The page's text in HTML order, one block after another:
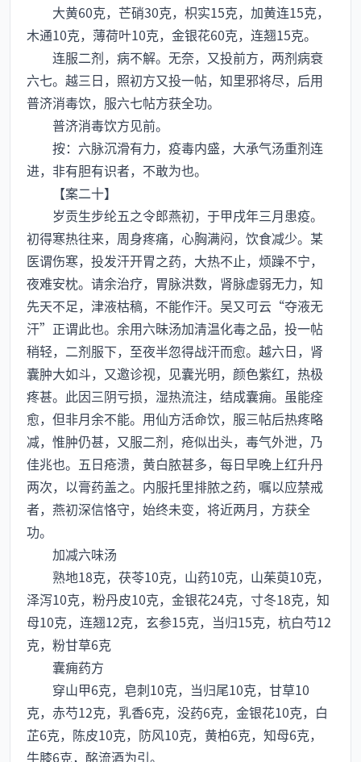
大黄60克，芒硝30克，枳实15克，加黄连15克，
木通10克，薄荷叶10克，金银花60克，连翘15克。
连服二剂，病不解。无奈，又投前方，两剂病衰
六七。越三日，照初方又投一帖，知里邪将尽，后用
普济消毒饮，服六七帖方获全功。
普济消毒饮方见前。
按：六脉沉滑有力，疫毒内盛，大承气汤重剂连
进，非有胆有识者，不敢为也。
【案二十】
岁贡生步纶五之令郎燕初，于甲戌年三月患疫。
初得寒热往来，周身疼痛，心胸满闷，饮食减少。某
医谓伤寒，投发汗开胃之药，大热不止，烦躁不宁，
夜难安枕。请余治疗，胃脉洪数，肾脉虚弱无力，知
先天不足，津液枯稿，不能作汗。吴又可云“夺液无
汗”正谓此也。余用六昧汤加清温化毒之品，投一帖
稍轻，二剂服下，至夜半忽得战汗而愈。越六日，肾
囊肿大如斗，又邀诊视，见囊光明，颜色紫红，热极
疼甚。此因三阴亏损，湿热流注，结成囊痈。虽能痊
愈，但非月余不能。用仙方活命饮，服三帖后热疼略
减，惟肿仍甚，又服二剂，疮似出头，毒气外泄，乃
佳兆也。五日疮溃，黄白脓甚多，每日早晚上红升丹
两次，以膏药盖之。内服托里排脓之药，嘱以应禁戒
者，燕初深信恪守，始终未变，将近两月，方获全
功。
加减六味汤
熟地18克，茯苓10克，山药10克，山茱萸10克，
泽泻10克，粉丹皮10克，金银花24克，寸冬18克，知
母10克，连翘12克，玄参15克，当归15克，杭白芍12
克，粉甘草6克
囊痈药方
穿山甲6克，皂刺10克，当归尾10克，甘草10
克，赤芍12克，乳香6克，没药6克，金银花10克，白
芷6克，陈皮10克，防风10克，黄柏6克，知母6克，
牛膝6克，酩流酒为引。